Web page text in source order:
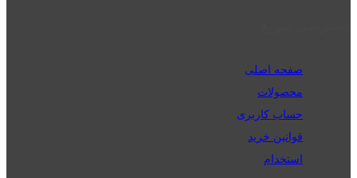
صفحه اصلی
محصولات
حساب کاربری
قوانین خرید
استخدام